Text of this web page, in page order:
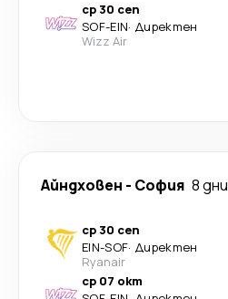
ср 30 сеп
SOF-EIN· Директен
Wizz Air
Айндховен - София 8 дни
ср 30 сеп
EIN-SOF· Директен
Ryanair
ср 07 окт